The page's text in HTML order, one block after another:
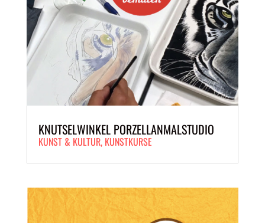
KNUTSELWINKEL PORZELLANMALSTUDIO
KUNST & KULTUR, KUNSTKURSE